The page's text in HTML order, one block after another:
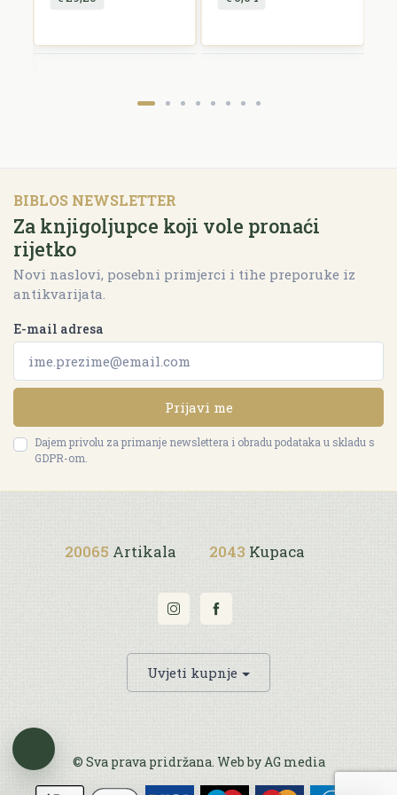
BIBLOS NEWSLETTER
Za knjigoljupce koji vole pronaći
rijetko
Novi naslovi, posebni primjerci i tihe preporuke iz
antikvarijata.
E-mail adresa
Prijavi me
Dajem privolu za primanje newslettera i obradu podataka u skladu s
GDPR-om.
20065 Artikala 2043 Kupaca
Uvjeti kupnje
© Sva prava pridržana. Web by AG media